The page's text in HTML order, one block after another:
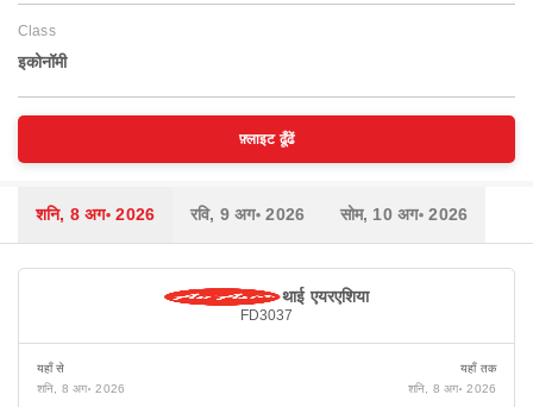
Class
इकोनॉमी
फ़्लाइट ढूँढें
शनि, 8 अग॰ 2026 रवि, 9 अग॰ 2026 सोम, 10 अग॰ 2026
थाई एयरएशिया
FD3037
यहाँ से
शनि, 8 अग॰ 2026
यहाँ तक
शनि, 8 अग॰ 2026